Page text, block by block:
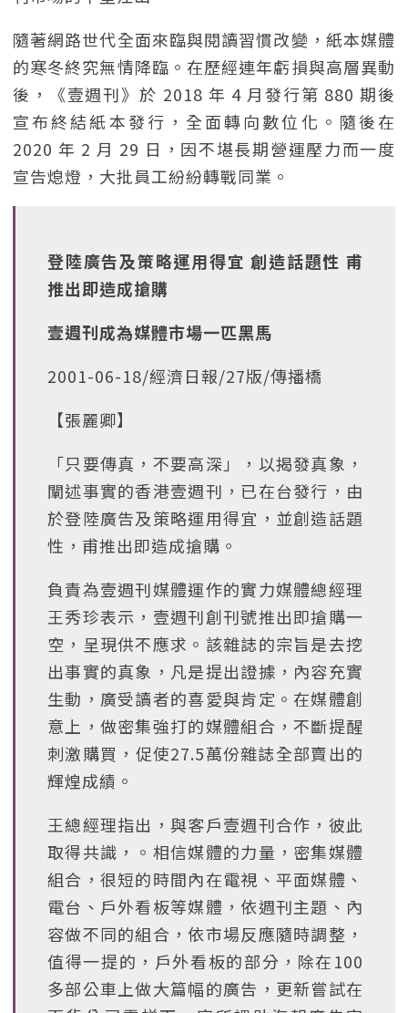
隨著網路世代全面來臨與閱讀習慣改變，紙本媒體
的寒冬終究無情降臨。在歷經連年虧損與高層異動
後，《壹週刊》於 2018 年 4 月發行第 880 期後
宣布終結紙本發行，全面轉向數位化。隨後在
2020 年 2 月 29 日，因不堪長期營運壓力而一度
宣告熄燈，大批員工紛紛轉戰同業。
登陸廣告及策略運用得宜 創造話題性 甫
推出即造成搶購
壹週刊成為媒體市場一匹黑馬
2001-06-18/經濟日報/27版/傳播橋
【張麗卿】
「只要傳真，不要高深」，以揭發真象，
闡述事實的香港壹週刊，已在台發行，由
於登陸廣告及策略運用得宜，並創造話題
性，甫推出即造成搶購。
負責為壹週刊媒體運作的實力媒體總經理
王秀珍表示，壹週刊創刊號推出即搶購一
空，呈現供不應求。該雜誌的宗旨是去挖
出事實的真象，凡是提出證據，內容充實
生動，廣受讀者的喜愛與肯定。在媒體創
意上，做密集強打的媒體組合，不斷提醒
刺激購買，促使27.5萬份雜誌全部賣出的
輝煌成績。
王總經理指出，與客戶壹週刊合作，彼此
取得共識，。相信媒體的力量，密集媒體
組合，很短的時間內在電視、平面媒體、
電台、戶外看板等媒體，依週刊主題、內
容做不同的組合，依市場反應隨時調整，
值得一提的，戶外看板的部分，除在100
多部公車上做大篇幅的廣告，更新嘗試在